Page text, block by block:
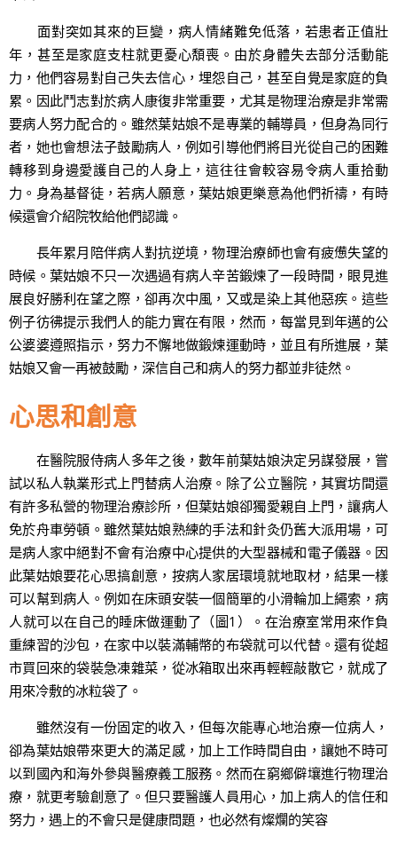
面對突如其來的巨變，病人情緒難免低落，若患者正值壯
年，甚至是家庭支柱就更憂心頽喪。由於身體失去部分活動能
力，他們容易對自己失去信心，埋怨自己，甚至自覺是家庭的負
累。因此鬥志對於病人康復非常重要，尤其是物理治療是非常需
要病人努力配合的。雖然葉姑娘不是專業的輔導員，但身為同行
者，她也會想法子鼓勵病人，例如引導他們將目光從自己的困難
轉移到身邊愛護自己的人身上，這往往會較容易令病人重拾動
力。身為基督徒，若病人願意，葉姑娘更樂意為他們祈禱，有時
候還會介紹院牧給他們認識。
長年累月陪伴病人對抗逆境，物理治療師也會有疲憊失望的
時候。葉姑娘不只一次遇過有病人辛苦鍛煉了一段時間，眼見進
展良好勝利在望之際，卻再次中風，又或是染上其他惡疾。這些
例子彷彿提示我們人的能力實在有限，然而，每當見到年邁的公
公婆婆遵照指示，努力不懈地做鍛煉運動時，並且有所進展，葉
姑娘又會一再被鼓勵，深信自己和病人的努力都並非徒然。
心思和創意
在醫院服侍病人多年之後，數年前葉姑娘決定另謀發展，嘗
試以私人執業形式上門替病人治療。除了公立醫院，其實坊間還
有許多私營的物理治療診所，但葉姑娘卻獨愛親自上門，讓病人
免於舟車勞頓。雖然葉姑娘熟練的手法和針灸仍舊大派用場，可
是病人家中絕對不會有治療中心提供的大型器械和電子儀器。因
此葉姑娘要花心思搞創意，按病人家居環境就地取材，結果一樣
可以幫到病人。例如在床頭安裝一個簡單的小滑輪加上繩索，病
人就可以在自己的睡床做運動了（圖1）。在治療室常用來作負
重練習的沙包，在家中以裝滿輔幣的布袋就可以代替。還有從超
市買回來的袋裝急凍雜菜，從冰箱取出來再輕輕敲散它，就成了
用來冷敷的冰粒袋了。
雖然沒有一份固定的收入，但每次能專心地治療一位病人，
卻為葉姑娘帶來更大的滿足感，加上工作時間自由，讓她不時可
以到國內和海外參與醫療義工服務。然而在窮鄉僻壤進行物理治
療，就更考驗創意了。但只要醫護人員用心，加上病人的信任和
努力，遇上的不會只是健康問題，也必然有燦爛的笑容